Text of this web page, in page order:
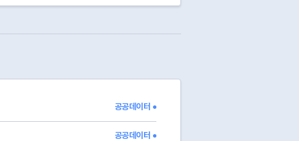
37.2 36.3 35.6
39.9 39.5 38.6
공공데이터 ●
공공데이터 ●